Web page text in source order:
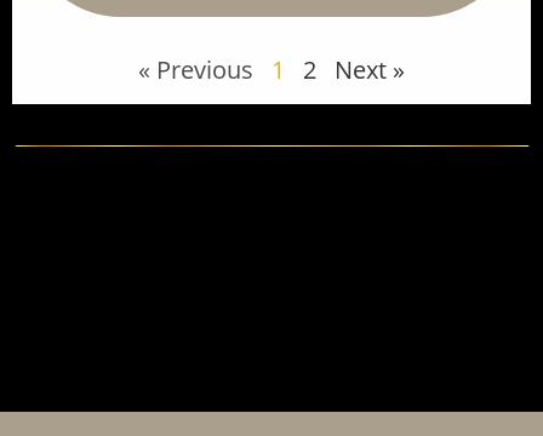
« Previous 1 2 Next »